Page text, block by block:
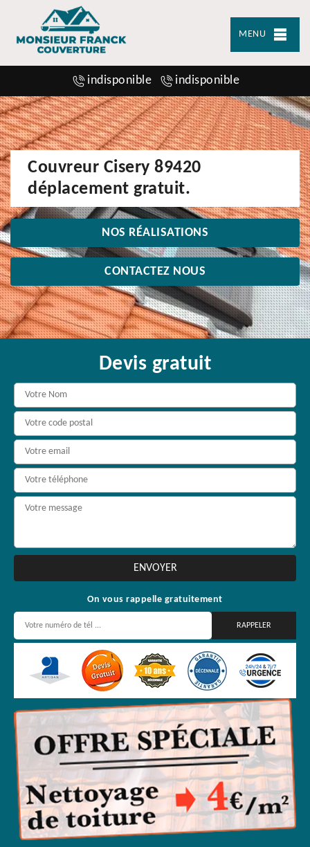
MENU
indisponible indisponible
Couvreur Cisery 89420
déplacement gratuit.
NOS RÉALISATIONS
CONTACTEZ NOUS
Devis gratuit
On vous rappelle gratuitement